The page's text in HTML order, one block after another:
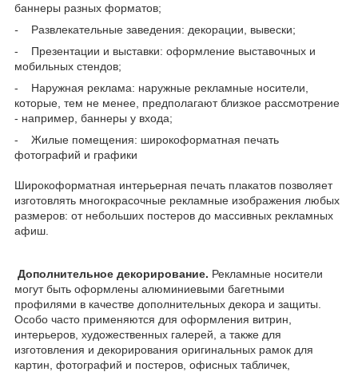
баннеры разных форматов;
- Развлекательные заведения: декорации, вывески;
- Презентации и выставки: оформление выставочных и
мобильных стендов;
- Наружная реклама: наружные рекламные носители,
которые, тем не менее, предполагают близкое рассмотрение
- например, баннеры у входа;
- Жилые помещения: широкоформатная печать
фотографий и графики
Широкоформатная интерьерная печать плакатов позволяет
изготовлять многокрасочные рекламные изображения любых
размеров: от небольших постеров до массивных рекламных
афиш.
Дополнительное декорирование. Рекламные носители
могут быть оформлены алюминиевыми багетными
профилями в качестве дополнительных декора и защиты.
Особо часто применяются для оформления витрин,
интерьеров, художественных галерей, а также для
изготовления и декорирования оригинальных рамок для
картин, фотографий и постеров, офисных табличек,